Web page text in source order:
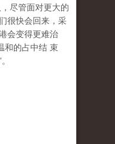
尽管面对更大的
很快会回来，采
会变得更难治
和的占中结 束